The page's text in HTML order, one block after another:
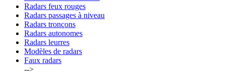
Radars feux rouges
Radars passages à niveau
Radars tronçons
Radars autonomes
Radars leurres
Modèles de radars
Faux radars
-->